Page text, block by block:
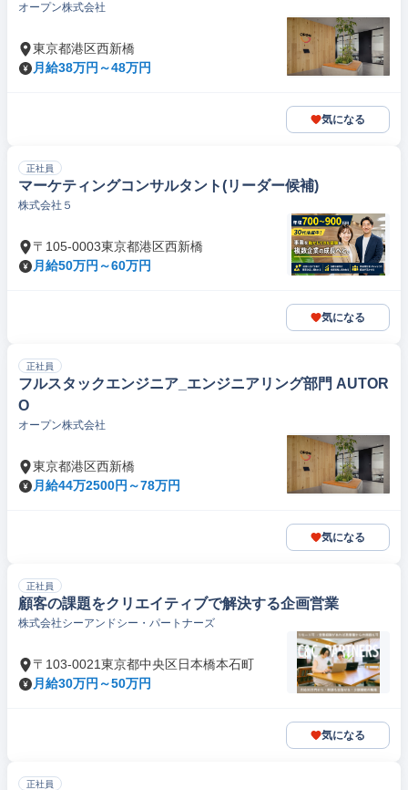
オープン株式会社
東京都港区西新橋
月給38万円～48万円
気になる
正社員
マーケティングコンサルタント(リーダー候補)
株式会社５
〒105-0003東京都港区西新橋
月給50万円～60万円
気になる
正社員
フルスタックエンジニア_エンジニアリング部門 AUTOR
O
オープン株式会社
東京都港区西新橋
月給44万2500円～78万円
気になる
正社員
顧客の課題をクリエイティブで解決する企画営業
株式会社シーアンドシー・パートナーズ
〒103-0021東京都中央区日本橋本石町
月給30万円～50万円
気になる
正社員